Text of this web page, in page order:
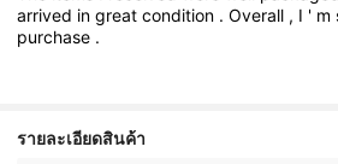
arrived ingreatcondition .Overall , I ' m
purchase .
รายละเอียดสินค้า
4.87